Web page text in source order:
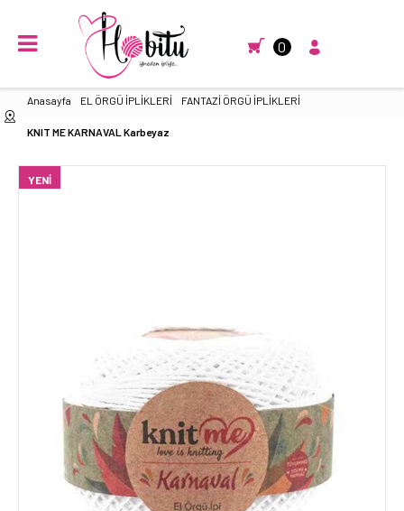
0
Anasayfa EL ÖRGÜ İPLİKLERİ FANTAZİ ÖRGÜ İPLİKLERİ
KNIT ME KARNAVAL Karbeyaz
YENI